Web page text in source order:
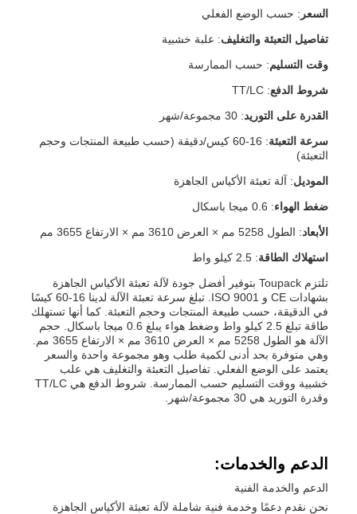
السعر : حسب الوضع الفعلي
تفاصيل التعبئة والتغليف: علبة خشبية
وقت التسليم: حسب الممارسة
شروط الدفع: TT/LC
القدرة على التوريد: 30 مجموعة/شهر
سرعة التعبئة
: 16-60 كيس/دقيقة (حسب طبيعة المنتجات وحجم
التعبئة)
الموديل: آلة تعبئة الأكياس الجاهزة
ضغط الهواء: 0.6 ميجا باسكال
الأبعاد: الطول 5258 مم × العرض 3610 مم × الارتفاع 3655 مم
استهلاك الطاقة: 2.5 كيلو واط
تلتزم Toupack بتوفير أفضل جودة لآلة تعبئة الأكياس الجاهزة
بشهادات CE و ISO 9001. تبلغ سرعة تعبئة الآلة لدينا 16-60 كيسًا
في الدقيقة، حسب طبيعة المنتجات وحجم التعبئة. كما أنها تستهلك
طاقة تبلغ 2.5 كيلو واط وضغط هواء يبلغ 0.6 ميجا باسكال. حجم
الآلة هو الطول 5258 مم × العرض 3610 مم × الارتفاع 3655 مم.
وهي متوفرة بحد أدنى لكمية طلب وهو مجموعة واحدة والسعر
يعتمد على الوضع الفعلي. تفاصيل التعبئة والتغليف هي علب
خشبية ووقت التسليم حسب الممارسة. شروط الدفع هي TT/LC
وقدرة التوريد هي 30 مجموعة/شهر.
الدعم والخدمات:
الدعم والخدمة الفنية
نحن نقدم دعمًا وخدمة فنية شاملة لآلة تعبئة الأكياس الجاهزة